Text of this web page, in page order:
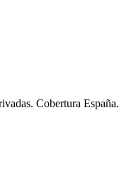
Cobertura España.